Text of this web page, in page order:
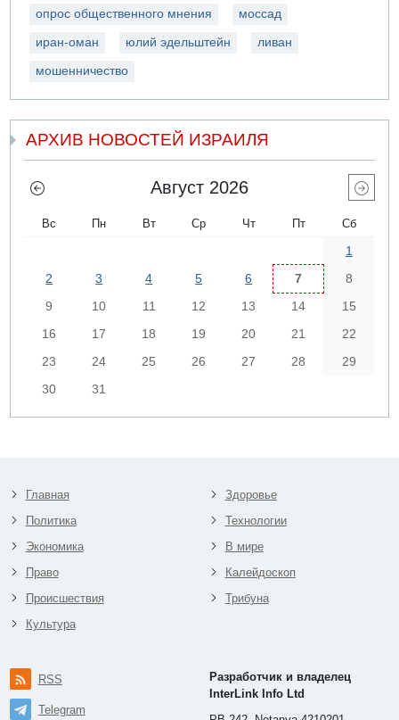
опрос общественного мнения моссад
иран-оман юлий эдельштейн ливан
мошенничество
АРХИВ НОВОСТЕЙ ИЗРАИЛЯ
Август 2026
Вс Пн Вт Ср Чт Пт Сб
1
2
3 4 5 6 7
8
9
10 11 12 13 14
15
16
17 18 19 20 21
22
23
24 25 26 27 28
29
30
31
Главная
Политика
Экономика
Право
Происшествия
Культура
Здоровье
Технологии
В мире
Калейдоскоп
Трибуна
RSS
Telegram
Разработчик и владелец
InterLink Info Ltd